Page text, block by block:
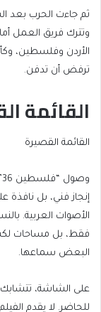
ثم جاءت الحرب بعد
وتترك فريق العمل
الأردن وفلسطين،
ترفض أن تدفن.
القائمة
القائمة القصيرة
إنجاز فني، بل
الأصوات العربية.
فقط، بل مساحات
البعض سماعها.
على الشاشة، تتشابك
للحاضر. لا يقدم